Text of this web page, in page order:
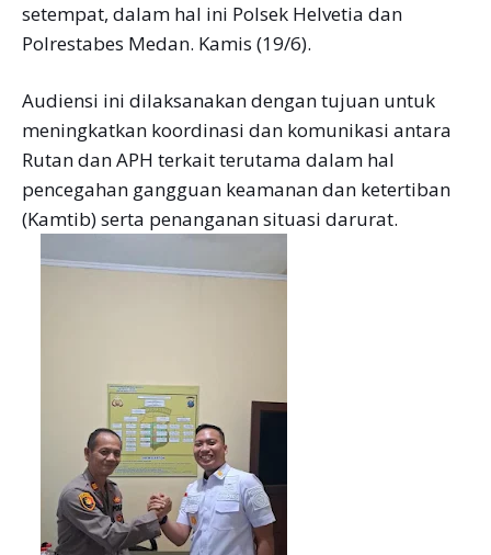
setempat, dalam hal ini Polsek Helvetia dan
Polrestabes Medan. Kamis (19/6).
Audiensi ini dilaksanakan dengan tujuan untuk
meningkatkan koordinasi dan komunikasi antara
Rutan dan APH terkait terutama dalam hal
pencegahan gangguan keamanan dan ketertiban
(Kamtib) serta penanganan situasi darurat.